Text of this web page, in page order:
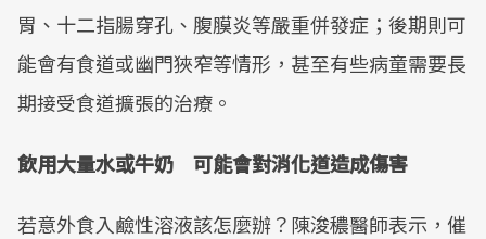
胃、十二指腸穿孔、腹膜炎等嚴重併發症；後期則可
能會有食道或幽門狹窄等情形，甚至有些病童需要長
期接受食道擴張的治療。
飲用大量水或牛奶 可能會對消化道造成傷害
若意外食入鹼性溶液該怎麼辦？陳浚穠醫師表示，催